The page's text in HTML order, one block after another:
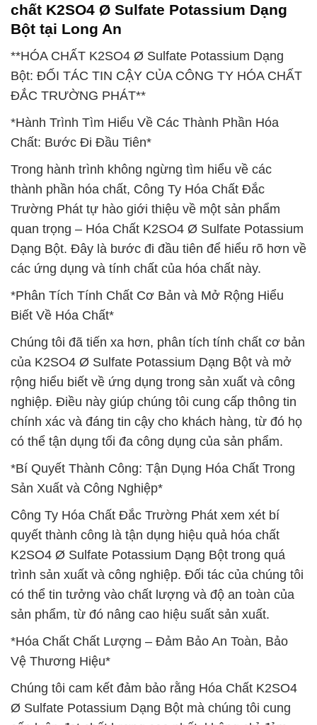
chất K2SO4 Ø Sulfate Potassium Dạng
Bột tại Long An
**HÓA CHẤT K2SO4 Ø Sulfate Potassium Dạng
Bột: ĐỐI TÁC TIN CẬY CỦA CÔNG TY HÓA CHẤT
ĐẮC TRƯỜNG PHÁT**
*Hành Trình Tìm Hiểu Về Các Thành Phần Hóa
Chất: Bước Đi Đầu Tiên*
Trong hành trình không ngừng tìm hiểu về các
thành phần hóa chất, Công Ty Hóa Chất Đắc
Trường Phát tự hào giới thiệu về một sản phẩm
quan trọng – Hóa Chất K2SO4 Ø Sulfate Potassium
Dạng Bột. Đây là bước đi đầu tiên để hiểu rõ hơn về
các ứng dụng và tính chất của hóa chất này.
*Phân Tích Tính Chất Cơ Bản và Mở Rộng Hiểu
Biết Về Hóa Chất*
Chúng tôi đã tiến xa hơn, phân tích tính chất cơ bản
của K2SO4 Ø Sulfate Potassium Dạng Bột và mở
rộng hiểu biết về ứng dụng trong sản xuất và công
nghiệp. Điều này giúp chúng tôi cung cấp thông tin
chính xác và đáng tin cậy cho khách hàng, từ đó họ
có thể tận dụng tối đa công dụng của sản phẩm.
*Bí Quyết Thành Công: Tận Dụng Hóa Chất Trong
Sản Xuất và Công Nghiệp*
Công Ty Hóa Chất Đắc Trường Phát xem xét bí
quyết thành công là tận dụng hiệu quả hóa chất
K2SO4 Ø Sulfate Potassium Dạng Bột trong quá
trình sản xuất và công nghiệp. Đối tác của chúng tôi
có thể tin tưởng vào chất lượng và độ an toàn của
sản phẩm, từ đó nâng cao hiệu suất sản xuất.
*Hóa Chất Chất Lượng – Đảm Bảo An Toàn, Bảo
Vệ Thương Hiệu*
Chúng tôi cam kết đảm bảo rằng Hóa Chất K2SO4
Ø Sulfate Potassium Dạng Bột mà chúng tôi cung